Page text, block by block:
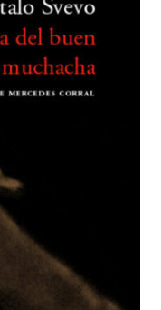
LIBROS